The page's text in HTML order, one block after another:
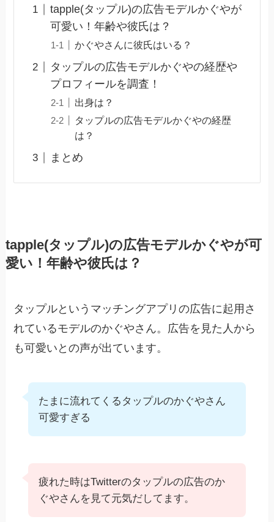
tapple(タップル)の広告モデルかぐやが
可愛い！年齢や彼氏は？
かぐやさんに彼氏はいる？
タップルの広告モデルかぐやの経歴や
プロフィールを調査！
出身は？
タップルの広告モデルかぐやの経歴
は？
まとめ
tapple(タップル)の広告モデルかぐやが可
愛い！年齢や彼氏は？
タップルというマッチングアプリの広告に起用さ
れているモデルのかぐやさん。広告を見た人から
も可愛いとの声が出ています。
たまに流れてくるタップルのかぐやさん
可愛すぎる
疲れた時はTwitterのタップルの広告のか
ぐやさんを見て元気だしてます。